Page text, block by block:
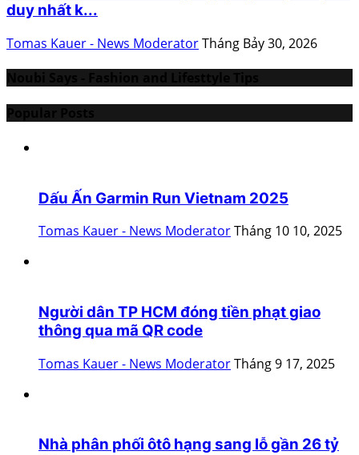
duy nhất k...
Tomas Kauer - News ModeratorTháng Bảy 30, 2026
Dấu Ấn Garmin Run Vietnam 2025
Tomas Kauer - News ModeratorTháng 10 10, 2025
Người dân TP HCM đóng tiền phạt giao
thông qua mã QR code
Tomas Kauer - News ModeratorTháng 9 17, 2025
Nhà phân phối ôtô hạng sang lỗ gần 26 tỷ